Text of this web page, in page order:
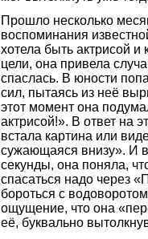
Прошло несколько
воспоминания
хотела быть актрисой
цели, она привела
спаслась. В юности
сил, пытаясь из неё
этот момент она
актрисой!». В ответ на
встала картина или
сужающаяся внизу». И
секунды, она поняла,
спасаться надо через
бороться с
ощущение, что она
её, буквально